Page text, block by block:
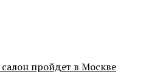
пройдет в Москве